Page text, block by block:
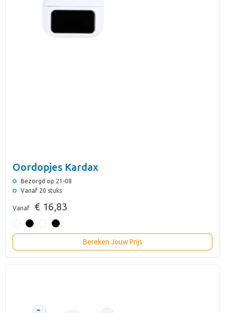
Oordopjes Kardax
Bezorgd op 21-08
Vanaf 20 stuks
Vanaf € 16,83
Bereken Jouw Prijs